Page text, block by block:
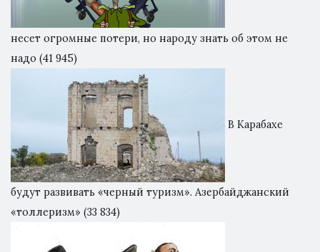
несет огромные потери, но народу знать об этом не
надо (41 945)
В Карабахе
будут развивать «черный туризм». Азербайджанский
«толлеризм» (33 834)